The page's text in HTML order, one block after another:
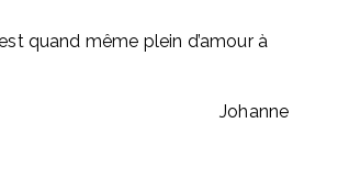
quand même plein d’amour à
Johanne